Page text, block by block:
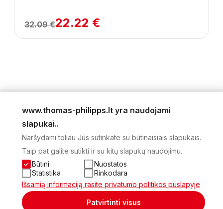
32.09 €22.22 €
NAUJIENLAIŠKIS
APIE MUS
KONTAKTAI
PRIVATUMO POLITIKA
SĄSKAITA
2026 Visos teisės saugomos © UAB Thomas Philips Baltex
www.thomas-philipps.lt yra naudojami
slapukai..
Naršydami toliau Jūs sutinkate su būtinaisiais slapukais.
Taip pat galite sutikti ir su kitų slapukų naudojimu.
Būtini
Nuostatos
Statistika
Rinkodara
Išsamią informaciją rasite privatumo politikos puslapyje
Patvirtinti visus